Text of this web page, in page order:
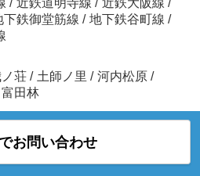
/ 近鉄道明寺線 / 近鉄大阪線 /
下鉄御堂筋線 / 地下鉄谷町線 /
荘 / 土師ノ里 / 河内松原 /
富田林
お問い合わせ